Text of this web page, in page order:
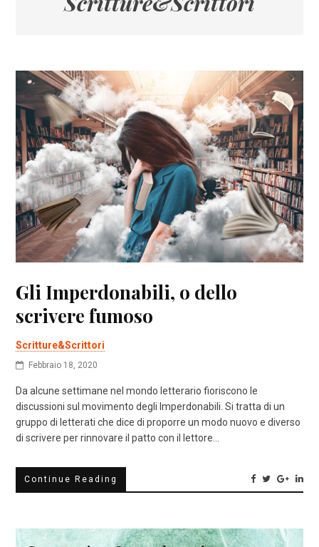
Gli Imperdonabili, o dello
scrivere fumoso
Scritture&Scrittori
Febbraio 18, 2020
Da alcune settimane nel mondo letterario fioriscono le
discussioni sul movimento degli Imperdonabili. Si tratta di un
gruppo di letterati che dice di proporre un modo nuovo e diverso
di scrivere per rinnovare il patto con il lettore…
Continue Reading